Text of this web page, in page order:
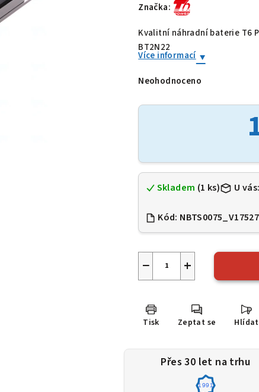
Značka:
Baterie T6
Kvalitní náhradní baterie T6
BT2N22
Více informací
Průměrné
produktu
je
Neohodnoceno
Skladem (1 ks) U vás:
Kód: NBTS0075_V17527
+
−
Tisk Zeptat se Hlídat
Přes 30 let na trhu
1991